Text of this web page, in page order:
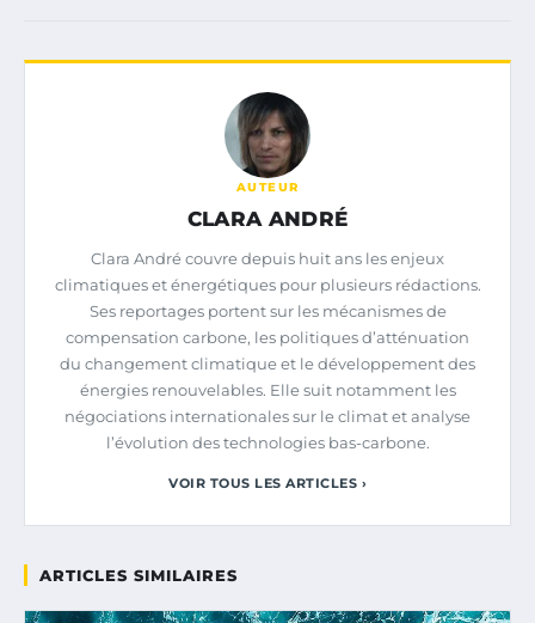
AUTEUR
CLARA ANDRÉ
Clara André couvre depuis huit ans les enjeux
climatiques et énergétiques pour plusieurs rédactions.
Ses reportages portent sur les mécanismes de
compensation carbone, les politiques d’atténuation
du changement climatique et le développement des
énergies renouvelables. Elle suit notamment les
négociations internationales sur le climat et analyse
l’évolution des technologies bas-carbone.
VOIR TOUS LES ARTICLES ›
ARTICLES SIMILAIRES